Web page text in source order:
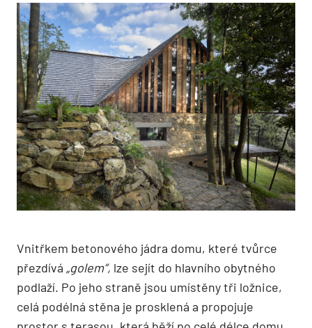
Vnitřkem betonového jádra domu, které tvůrce
přezdívá „golem“, lze sejít do hlavního obytného
podlaží. Po jeho straně jsou umístěny tři ložnice,
celá podélná stěna je prosklená a propojuje